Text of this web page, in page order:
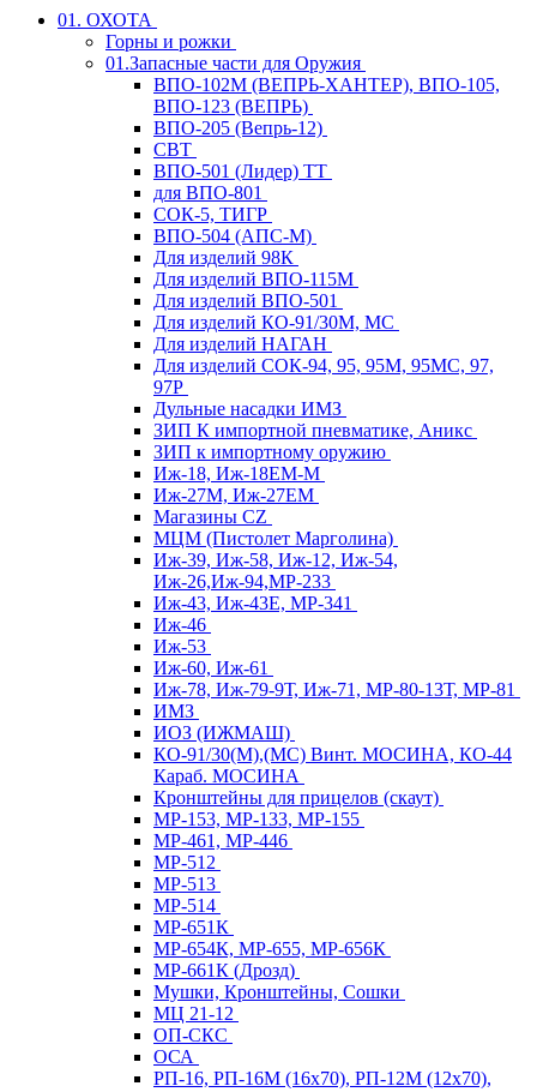
01. ОХОТА
Горны и рожки
01.Запасные части для Оружия
ВПО-102М (ВЕПРЬ-ХАНТЕР), ВПО-105,
ВПО-123 (ВЕПРЬ)
ВПО-205 (Вепрь-12)
СВТ
ВПО-501 (Лидер) ТТ
для ВПО-801
СОК-5, ТИГР
ВПО-504 (АПС-М)
Для изделий 98К
Для изделий ВПО-115М
Для изделий ВПО-501
Для изделий КО-91/30М, МС
Для изделий НАГАН
Для изделий СОК-94, 95, 95М, 95МС, 97,
97Р
Дульные насадки ИМЗ
ЗИП К импортной пневматике, Аникс
ЗИП к импортному оружию
Иж-18, Иж-18ЕМ-М
Иж-27М, Иж-27ЕМ
Магазины CZ
МЦМ (Пистолет Марголина)
Иж-39, Иж-58, Иж-12, Иж-54,
Иж-26,Иж-94,МР-233
Иж-43, Иж-43Е, МР-341
Иж-46
Иж-53
Иж-60, Иж-61
Иж-78, Иж-79-9Т, Иж-71, МР-80-13Т, МР-81
ИМЗ
ИОЗ (ИЖМАШ)
КО-91/30(М),(МС) Винт. МОСИНА, КО-44
Караб. МОСИНА
Кронштейны для прицелов (скаут)
МР-153, МР-133, МР-155
МР-461, МР-446
МР-512
МР-513
МР-514
МР-651К
МР-654К, МР-655, МР-656К
МР-661К (Дрозд)
Мушки, Кронштейны, Сошки
МЦ 21-12
ОП-СКС
ОСА
РП-16, РП-16М (16х70), РП-12М (12х70),